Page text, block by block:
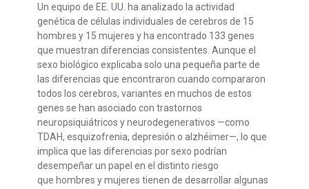
Un equipo de EE. UU. ha analizado la actividad
genética de células individuales de cerebros de 15
hombres y 15 mujeres y ha encontrado 133 genes
que muestran diferencias consistentes. Aunque el
sexo biológico explicaba solo una pequeña parte de
las diferencias que encontraron cuando compararon
todos los cerebros, variantes en muchos de estos
genes se han asociado con trastornos
neuropsiquiátricos y neurodegenerativos —como
TDAH, esquizofrenia, depresión o alzhéimer—, lo que
implica que las diferencias por sexo podrían
desempeñar un papel en el distinto riesgo
que hombres y mujeres tienen de desarrollar algunas